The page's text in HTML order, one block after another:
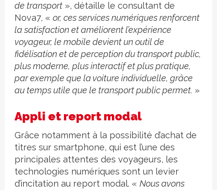
de transport », détaille le consultant de
Nova7, « or, ces services numériques renforcent
la satisfaction et améliorent l’expérience
voyageur, le mobile devient un outil de
fidélisation et de perception du transport public,
plus moderne, plus interactif et plus pratique,
par exemple que la voiture individuelle, grâce
au temps utile que le transport public permet. »
Appli et report modal
Grâce notamment à la possibilité d’achat de
titres sur smartphone, qui est l’une des
principales attentes des voyageurs, les
technologies numériques sont un levier
d’incitation au report modal. « Nous avons